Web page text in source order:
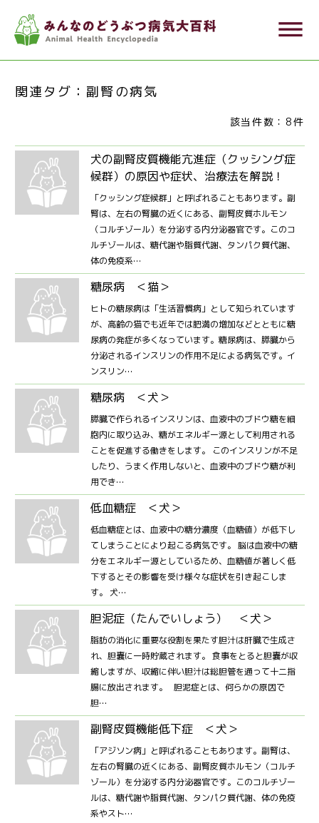
dehaze
関連タグ：副腎の病気
該当件数：8件
犬の副腎皮質機能亢進症（クッシング症
候群）の原因や症状、治療法を解説！
「クッシング症候群」と呼ばれることもあります。副
腎は、左右の腎臓の近くにある、副腎皮質ホルモン
（コルチゾール）を分泌する内分泌器官です。このコ
ルチゾールは、糖代謝や脂質代謝、タンパク質代謝、
体の免疫系…
糖尿病 ＜猫＞
ヒトの糖尿病は「生活習慣病」として知られています
が、高齢の猫でも近年では肥満の増加などとともに糖
尿病の発症が多くなっています。糖尿病は、膵臓から
分泌されるインスリンの作用不足による病気です。イ
ンスリン…
糖尿病 ＜犬＞
膵臓で作られるインスリンは、血液中のブドウ糖を細
胞内に取り込み、糖がエネルギー源として利用される
ことを促進する働きをします。 このインスリンが不足
したり、うまく作用しないと、血液中のブドウ糖が利
用でき…
低血糖症 ＜犬＞
低血糖症とは、血液中の糖分濃度（血糖値）が低下し
てしまうことにより起こる病気です。 脳は血液中の糖
分をエネルギー源としているため、血糖値が著しく低
下するとその影響を受け様々な症状を引き起こしま
す。 犬…
胆泥症（たんでいしょう） ＜犬＞
脂肪の消化に重要な役割を果たす胆汁は肝臓で生成さ
れ、胆嚢に一時貯蔵されます。 食事をとると胆嚢が収
縮しますが、収縮に伴い胆汁は総胆管を通って十二指
腸に放出されます。 胆泥症とは、何らかの原因で
胆…
副腎皮質機能低下症 ＜犬＞
「アジソン病」と呼ばれることもあります。副腎は、
左右の腎臓の近くにある、副腎皮質ホルモン（コルチ
ゾール）を分泌する内分泌器官です。このコルチゾー
ルは、糖代謝や脂質代謝、タンパク質代謝、体の免疫
系やスト…